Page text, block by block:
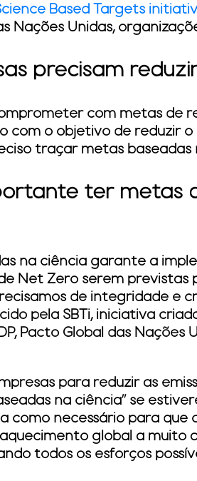
Based Targets
Nações Unidas,
precisam
com metas de
com o objetivo de reduzir
traçar metas baseadas
ter metas
na ciência garante a
Net Zero serem previstas
de integridade e
pela SBTi, iniciativa
Pacto Global das Nações
para reduzir as
na ciência" se
como necessário para que
global a muito
todos os esforços